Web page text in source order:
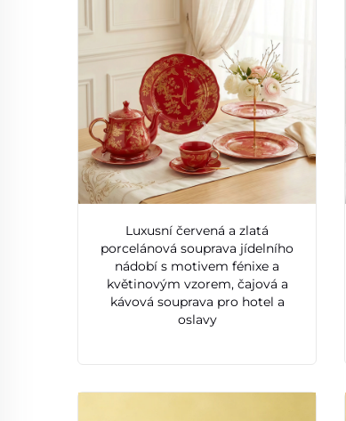
Luxusní červená a zlatá
porcelánová souprava jídelního
nádobí s motivem fénixe a
květinovým vzorem, čajová a
kávová souprava pro hotel a
oslavy